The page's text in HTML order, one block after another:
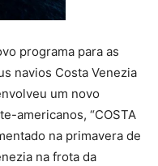
programa para as
navios Costa Venezia
um novo
americanos, “COSTA
na primavera de
na frota da